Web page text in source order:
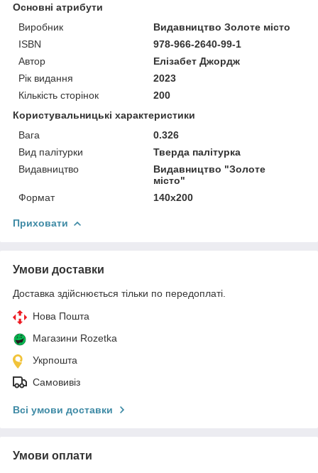
Основні атрибути
Виробник
Видавництво Золоте місто
ISBN
978-966-2640-99-1
Автор
Елізабет Джордж
Рік видання
2023
Кількість сторінок
200
Користувальницькі характеристики
Вага
0.326
Вид палітурки
Тверда палітурка
Видавництво
Видавництво "Золоте
місто"
Формат
140х200
Приховати
Умови доставки
Доставка здійснюється тільки по передоплаті.
Нова Пошта
Магазини Rozetka
Укрпошта
Самовивіз
Всі умови доставки
Умови оплати